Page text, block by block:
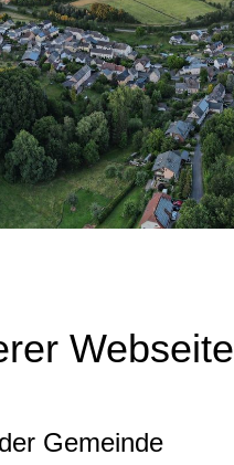
Webseite
Gemeinde